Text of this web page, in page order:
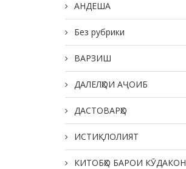
АНДЕША
Без рубрики
ВАРЗИШ
ДАЛЕЛҲОИ АҶОИБ
ДАСТОВАРҲО
ИСТИҚЛОЛИЯТ
КИТОБҲО БАРОИ КӮДАКОН